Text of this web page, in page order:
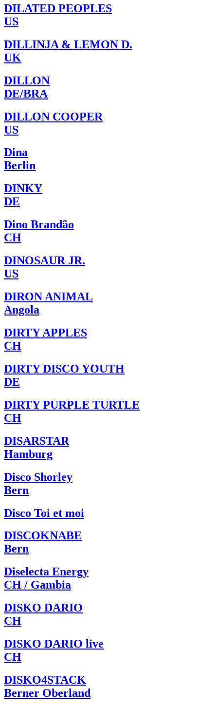
DILATED PEOPLES
US
DILLINJA & LEMON D.
UK
DILLON
DE/BRA
DILLON COOPER
US
Dina
Berlin
DINKY
DE
Dino Brandão
CH
DINOSAUR JR.
US
DIRON ANIMAL
Angola
DIRTY APPLES
CH
DIRTY DISCO YOUTH
DE
DIRTY PURPLE TURTLE
CH
DISARSTAR
Hamburg
Disco Shorley
Bern
Disco Toi et moi
DISCOKNABE
Bern
Diselecta Energy
CH / Gambia
DISKO DARIO
CH
DISKO DARIO live
CH
DISKO4STACK
Berner Oberland